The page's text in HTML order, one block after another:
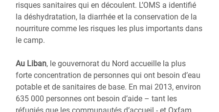
risques sanitaires qui en découlent. L’OMS a identifié
la déshydratation, la diarrhée et la conservation de la
nourriture comme les risques les plus importants dans
le camp.
Au Liban, le gouvernorat du Nord accueille la plus
forte concentration de personnes qui ont besoin d’eau
potable et de sanitaires de base. En mai 2013, environ
635 000 personnes ont besoin d’aide – tant les